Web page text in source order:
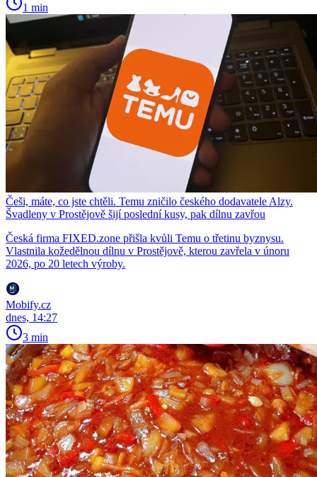
1 min
Češi, máte, co jste chtěli. Temu zničilo českého dodavatele Alzy.
Švadleny v Prostějově šijí poslední kusy, pak dílnu zavřou
Česká firma FIXED.zone přišla kvůli Temu o třetinu byznysu.
Vlastnila kožedělnou dílnu v Prostějově, kterou zavřela v únoru
2026, po 20 letech výroby.
Mobify.cz
dnes, 14:27
3 min